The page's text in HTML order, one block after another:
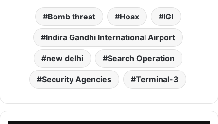
Bomb threat Hoax IGI
Indira Gandhi International Airport
new delhi Search Operation
Security Agencies Terminal-3